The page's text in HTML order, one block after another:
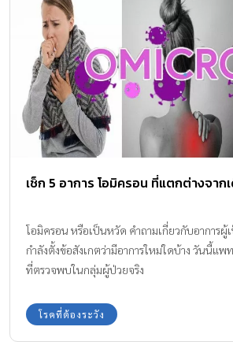
เช็ก 5 อาการ โอมิครอน ที่แตกต่างจา
โอมิครอน หรือเป็นหวัด คำถามเกี่ยวกับอาการผู้
กำลังตั้งข้อสังเกตว่ามีอาการใหม่ใดบ้าง วันนี้แพ
ที่ตรวจพบในกลุ่มผู้ป่วยจริง
โรคที่ต้องระวัง